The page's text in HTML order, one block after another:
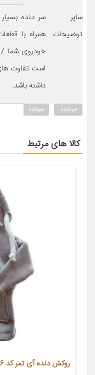
سایر
توضیحات
سر دنده
همراه با
خودروی شما /
است تفاوت
داشته باشد.
سر دنده سردنده
کالا های مرتبط
روکش دنده آی تمر کد 56